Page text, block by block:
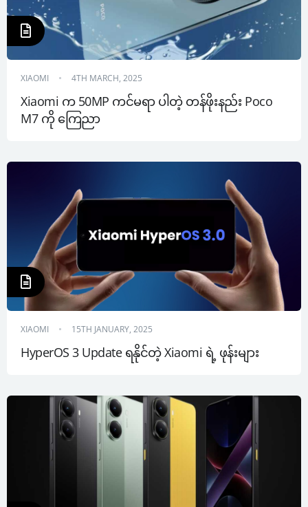
XIAOMI 4TH MARCH, 2025
Xiaomi က 50MP ကင်မရာ ပါတဲ့ တန်ဖိုးနည်း Poco
M7 ကို ကြေညာ
XIAOMI 15TH JANUARY, 2025
HyperOS 3 Update ရနိုင်တဲ့ Xiaomi ရဲ့ ဖုန်းများ